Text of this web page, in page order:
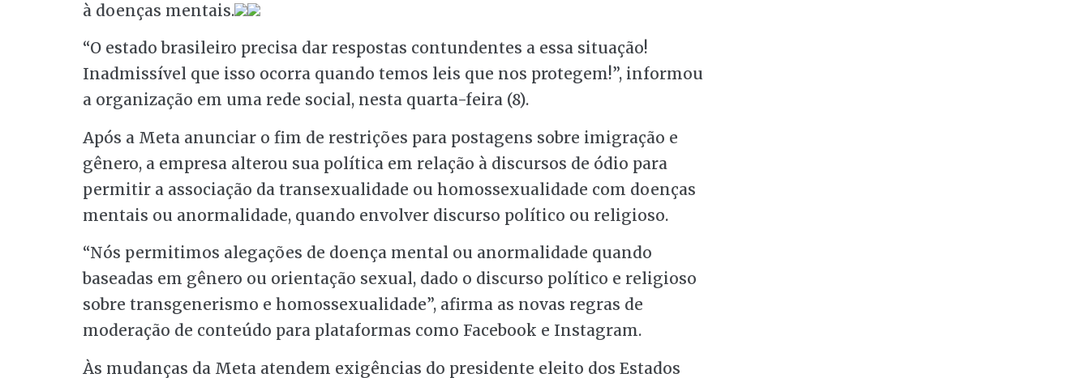
à doenças mentais.
“O estado brasileiro precisa dar respostas contundentes a essa situação!
Inadmissível que isso ocorra quando temos leis que nos protegem!”, informou
a organização em uma rede social, nesta quarta-feira (8).
Após a Meta anunciar o fim de restrições para postagens sobre imigração e
gênero, a empresa alterou sua política em relação à discursos de ódio para
permitir a associação da transexualidade ou homossexualidade com doenças
mentais ou anormalidade, quando envolver discurso político ou religioso.
“Nós permitimos alegações de doença mental ou anormalidade quando
baseadas em gênero ou orientação sexual, dado o discurso político e religioso
sobre transgenerismo e homossexualidade”, afirma as novas regras de
moderação de conteúdo para plataformas como Facebook e Instagram.
Às mudanças da Meta atendem exigências do presidente eleito dos Estados